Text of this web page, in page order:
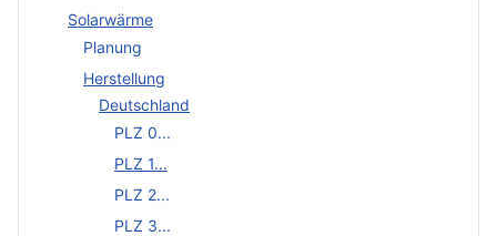
Solarwärme
Planung
Herstellung
Deutschland
PLZ 0...
PLZ 1...
PLZ 2...
PLZ 3...